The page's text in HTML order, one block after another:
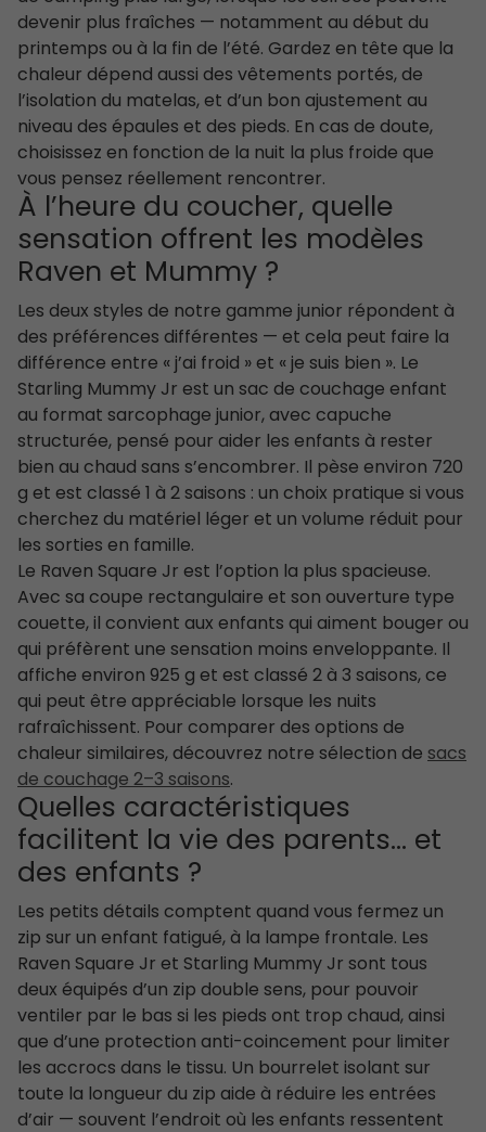
devenir plus fraîches — notamment au début du
printemps ou à la fin de l’été. Gardez en tête que la
chaleur dépend aussi des vêtements portés, de
l’isolation du matelas, et d’un bon ajustement au
niveau des épaules et des pieds. En cas de doute,
choisissez en fonction de la nuit la plus froide que
vous pensez réellement rencontrer.
À l’heure du coucher, quelle
sensation offrent les modèles
Raven et Mummy ?
Les deux styles de notre gamme junior répondent à
des préférences différentes — et cela peut faire la
différence entre « j’ai froid » et « je suis bien ». Le
Starling Mummy Jr est un sac de couchage enfant
au format sarcophage junior, avec capuche
structurée, pensé pour aider les enfants à rester
bien au chaud sans s’encombrer. Il pèse environ 720
g et est classé 1 à 2 saisons : un choix pratique si vous
cherchez du matériel léger et un volume réduit pour
les sorties en famille.
Le Raven Square Jr est l’option la plus spacieuse.
Avec sa coupe rectangulaire et son ouverture type
couette, il convient aux enfants qui aiment bouger ou
qui préfèrent une sensation moins enveloppante. Il
affiche environ 925 g et est classé 2 à 3 saisons, ce
qui peut être appréciable lorsque les nuits
rafraîchissent. Pour comparer des options de
chaleur similaires, découvrez notre sélection desacs
de couchage 2–3 saisons.
Quelles caractéristiques
facilitent la vie des parents… et
des enfants ?
Les petits détails comptent quand vous fermez un
zip sur un enfant fatigué, à la lampe frontale. Les
Raven Square Jr et Starling Mummy Jr sont tous
deux équipés d’un zip double sens, pour pouvoir
ventiler par le bas si les pieds ont trop chaud, ainsi
que d’une protection anti-coincement pour limiter
les accrocs dans le tissu. Un bourrelet isolant sur
toute la longueur du zip aide à réduire les entrées
d’air — souvent l’endroit où les enfants ressentent